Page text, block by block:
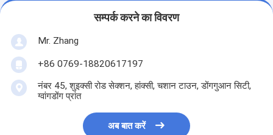
एयर फिल्टर बनाने की मशीन
एयर फिल्टर निर्माण मशीन
पॉकेट फ़िल्टर बनाने की मशीन
सम्पर्क करने का विवरण
Mr. Zhang
+86 0769-18820617197
नंबर 45, शुइक्सी रोड सेक्शन, हांक्सी, चशान टाउन, डोंगगुआन सिटी,
ग्वांगडोंग प्रांत
अब बात करें